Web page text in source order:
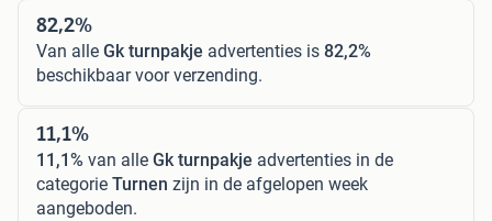
82,2%
Van alle Gk turnpakje advertenties is 82,2%
beschikbaar voor verzending.
11,1%
11,1% van alle Gk turnpakje advertenties in de
categorie Turnen zijn in de afgelopen week
aangeboden.